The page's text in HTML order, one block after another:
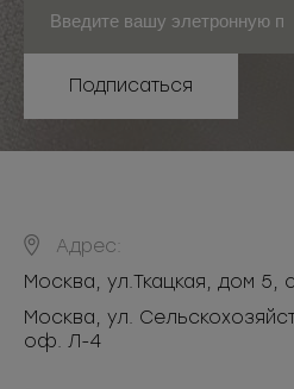
Подписаться
Адрес:
Москва, ул.Ткацкая, дом 5,
Москва, ул.
оф. Л-4